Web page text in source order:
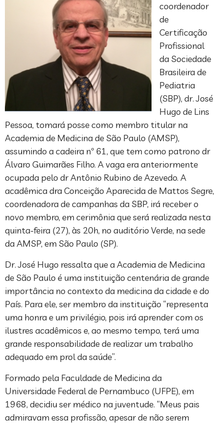
coordenador
de
Certificação
Profissional
da Sociedade
Brasileira de
Pediatria
(SBP), dr. José
Hugo de Lins
Pessoa, tomará posse como membro titular na
Academia de Medicina de São Paulo (AMSP),
assumindo a cadeira nº 61, que tem como patrono dr
Álvaro Guimarães Filho. A vaga era anteriormente
ocupada pelo dr Antônio Rubino de Azevedo. A
acadêmica dra Conceição Aparecida de Mattos Segre,
coordenadora de campanhas da SBP, irá receber o
novo membro, em cerimônia que será realizada nesta
quinta-feira (27), às 20h, no auditório Verde, na sede
da AMSP, em São Paulo (SP).
Dr. José Hugo ressalta que a Academia de Medicina
de São Paulo é uma instituição centenária de grande
importância no contexto da medicina da cidade e do
País. Para ele, ser membro da instituição “representa
uma honra e um privilégio, pois irá aprender com os
ilustres acadêmicos e, ao mesmo tempo, terá uma
grande responsabilidade de realizar um trabalho
adequado em prol da saúde”.
Formado pela Faculdade de Medicina da
Universidade Federal de Pernambuco (UFPE), em
1968, decidiu ser médico na juventude. “Meus pais
admiravam essa profissão, apesar de não serem